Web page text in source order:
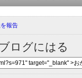
報告
ログにはる